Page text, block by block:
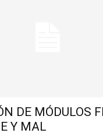
DE MÓDULOS
Y MAL